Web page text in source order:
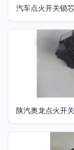
汽车点火开关锁
陕汽奥龙点火开